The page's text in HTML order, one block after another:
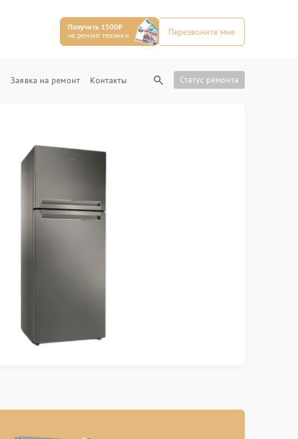
Получить 1500₽
на ремонт техники
Перезвоните мне
Заявка на ремонт Контакты Статус ремонта